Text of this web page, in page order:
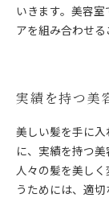
いきます。美容
アを組み合わせる
実績を持つ美
美しい髪を手に
に、実績を持つ
人々の髪を美し
うためには、適